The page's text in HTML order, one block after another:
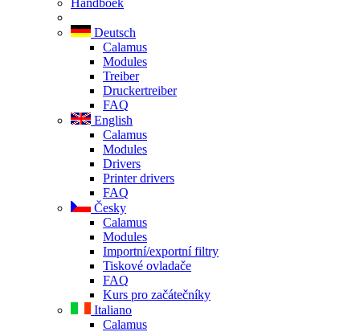
Handboek
Deutsch
Calamus
Modules
Treiber
Druckertreiber
FAQ
English
Calamus
Modules
Drivers
Printer drivers
FAQ
Česky
Calamus
Modules
Importní/exportní filtry
Tiskové ovladače
FAQ
Kurs pro začátečníky
Italiano
Calamus